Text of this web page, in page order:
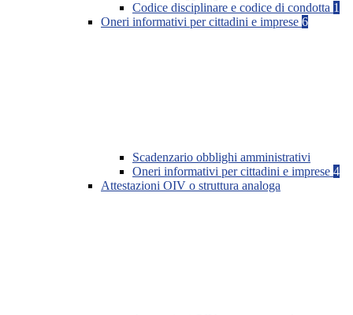
Codice disciplinare e codice di condotta 1
Oneri informativi per cittadini e imprese 6
Scadenzario obblighi amministrativi
Oneri informativi per cittadini e imprese 4
Attestazioni OIV o struttura analoga